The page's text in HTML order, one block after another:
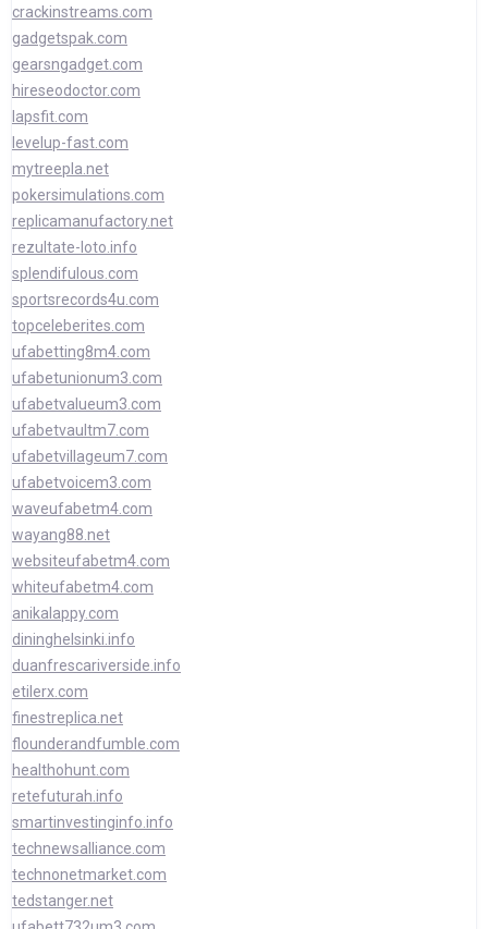
crackinstreams.com
gadgetspak.com
gearsngadget.com
hireseodoctor.com
lapsfit.com
levelup-fast.com
mytreepla.net
pokersimulations.com
replicamanufactory.net
rezultate-loto.info
splendifulous.com
sportsrecords4u.com
topceleberites.com
ufabetting8m4.com
ufabetunionum3.com
ufabetvalueum3.com
ufabetvaultm7.com
ufabetvillageum7.com
ufabetvoicem3.com
waveufabetm4.com
wayang88.net
websiteufabetm4.com
whiteufabetm4.com
anikalappy.com
dininghelsinki.info
duanfrescariverside.info
etilerx.com
finestreplica.net
flounderandfumble.com
healthohunt.com
retefuturah.info
smartinvestinginfo.info
technewsalliance.com
technonetmarket.com
tedstanger.net